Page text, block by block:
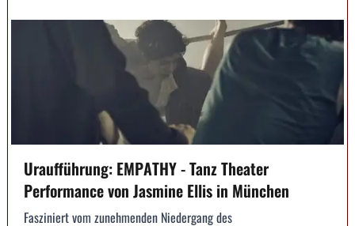
Uraufführung: EMPATHY - Tanz Theater
Performance von Jasmine Ellis in München
Fasziniert vom zunehmenden Niedergang des